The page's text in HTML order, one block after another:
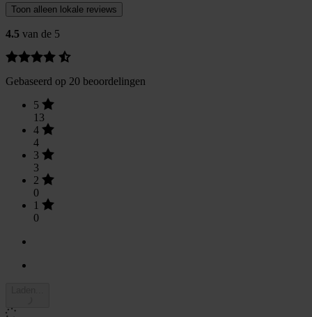
Toon alleen lokale reviews
4.5 van de 5
Gebaseerd op 20 beoordelingen
5
13
4
4
3
3
2
0
1
0